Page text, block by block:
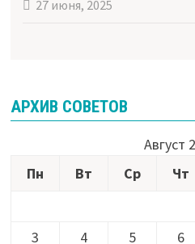
27 июня, 2025
АРХИВ СОВЕТОВ
Август
Пн
Вт Ср Чт
3
4 5 6